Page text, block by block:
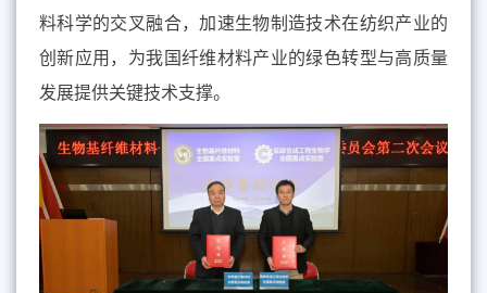
料科学的交叉融合，加速生物制造技术在纺织产业的
创新应用，为我国纤维材料产业的绿色转型与高质量
发展提供关键技术支撑。